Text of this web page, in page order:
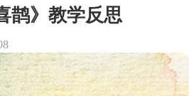
鹊》教学反思